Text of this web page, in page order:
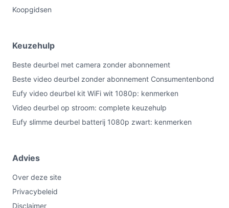
Koopgidsen
Keuzehulp
Beste deurbel met camera zonder abonnement
Beste video deurbel zonder abonnement Consumentenbond
Eufy video deurbel kit WiFi wit 1080p: kenmerken
Video deurbel op stroom: complete keuzehulp
Eufy slimme deurbel batterij 1080p zwart: kenmerken
Advies
Over deze site
Privacybeleid
Disclaimer